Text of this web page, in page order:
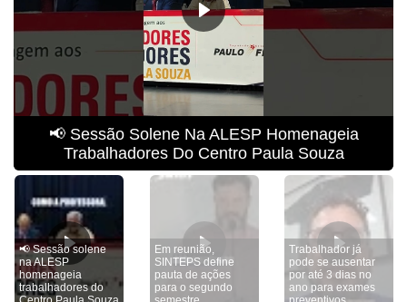
📢 Sessão Solene Na ALESP Homenageia
Trabalhadores Do Centro Paula Souza
📢 Sessão solene
na ALESP
homenageia
trabalhadores do
Em reunião,
SINTEPS define
pauta de ações
para o segundo
Trabalhador já
pode se ausentar
por até 3 dias no
ano para exames